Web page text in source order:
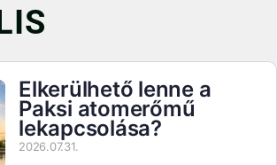
Elkerülhető lenne a
Paksi atomerőmű
lekapcsolása?
2026.07.31.